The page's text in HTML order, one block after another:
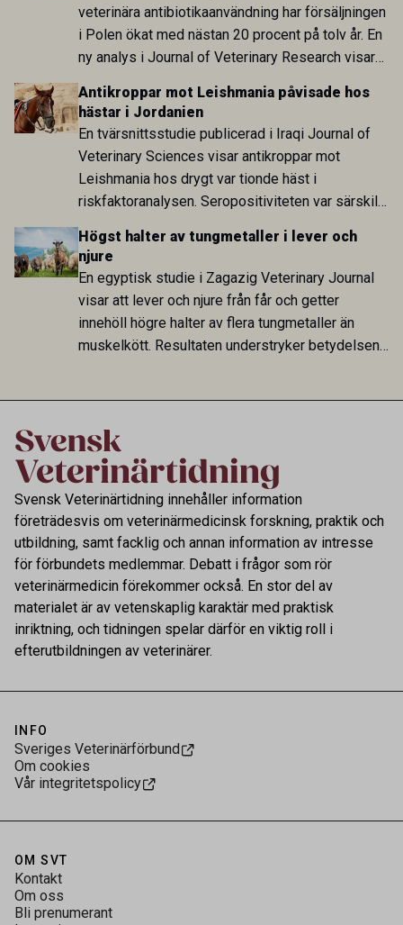
veterinära antibiotikaanvändning har försäljningen
i Polen ökat med nästan 20 procent på tolv år. En
ny analys i Journal of Veterinary Research visar
att skillnaden mot lågförbrukarländer som
Sverige är fortsatt stor.
Antikroppar mot Leishmania påvisade hos
hästar i Jordanien
En tvärsnittsstudie publicerad i Iraqi Journal of
Veterinary Sciences visar antikroppar mot
Leishmania hos drygt var tionde häst i
riskfaktoranalysen. Seropositiviteten var särskilt
hög i Zarqa och statistiskt kopplad till bland
annat stallhållning. Resultaten visar att hästarna
har exponerats för parasiten – men inte att de
fungerar som reservoarer eller bidrar till
smittspridning.
Högst halter av tungmetaller i lever och
njure
En egyptisk studie i Zagazig Veterinary Journal
visar att lever och njure från får och getter
innehöll högre halter av flera tungmetaller än
muskelkött. Resultaten understryker betydelsen
Svensk Veterinärtidning innehåller information
företrädesvis om veterinärmedicinsk forskning, praktik och
utbildning, samt facklig och annan information av intresse
för förbundets medlemmar. Debatt i frågor som rör
veterinärmedicin förekommer också. En stor del av
materialet är av vetenskaplig karaktär med praktisk
inriktning, och tidningen spelar därför en viktig roll i
efterutbildningen av veterinärer.
INFO
Sveriges Veterinärförbund
Om cookies
Vår integritetspolicy
OM SVT
Kontakt
Om oss
Bli prenumerant